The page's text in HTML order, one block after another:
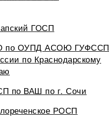
ГОСП
по ОУПД АСОЮ ГУФССП
по Краснодарскому
по ВАШ по г. Сочи
РОСП